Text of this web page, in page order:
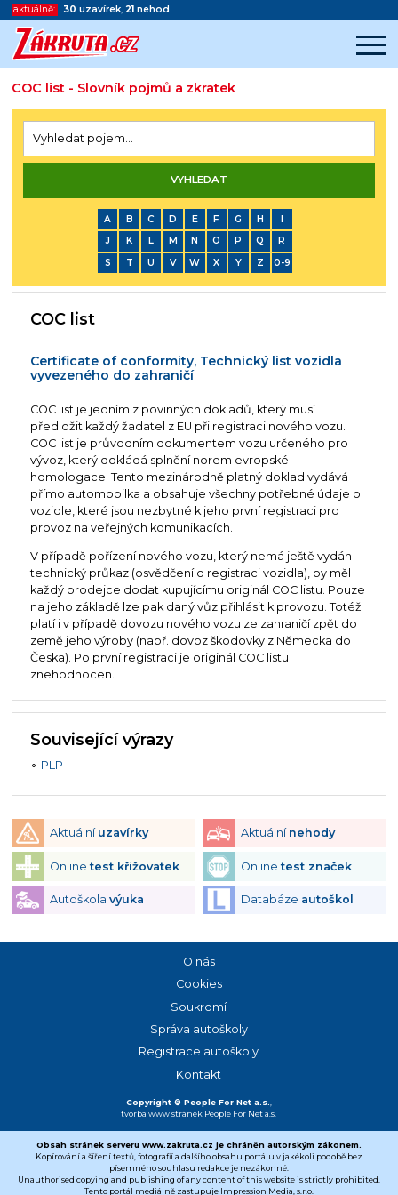
aktuálně: 30 uzavírek, 21 nehod
COC list - Slovník pojmů a zkratek
Konec reklamy
A B C D E F G H
I
J
K L M N O P Q
R
S
T U V W X Y Z 0-9
COC list
Certificate of conformity, Technický list vozidla
vyvezeného do zahraničí
COC list je jedním z povinných dokladů, který musí
předložit každý žadatel z EU při registraci nového vozu.
COC list je průvodním dokumentem vozu určeného pro
vývoz, který dokládá splnění norem evropské
homologace. Tento mezinárodně platný doklad vydává
přímo automobilka a obsahuje všechny potřebné údaje o
vozidle, které jsou nezbytné k jeho první registraci pro
provoz na veřejných komunikacích.
V případě pořízení nového vozu, který nemá ještě vydán
technický průkaz (osvědčení o registraci vozidla), by měl
každý prodejce dodat kupujícímu originál COC listu. Pouze
na jeho základě lze pak daný vůz přihlásit k provozu. Totéž
platí i v případě dovozu nového vozu ze zahraničí zpět do
země jeho výroby (např. dovoz škodovky z Německa do
Česka). Po první registraci je originál COC listu
znehodnocen.
Související výrazy
PLP
Aktuální uzavírky Aktuální nehody
Onlinetest křižovatek Onlinetest značek
Autoškola výuka Databáze autoškol
Copyright © People For Net a.s.
tvorba www stránek People For Net a.s.
O nás
Cookies
Soukromí
Správa autoškoly
Registrace autoškoly
Kontakt
Obsah stránek serveru www.zakruta.cz je chráněn autorským zákonem.
Kopírování a šíření textů, fotografií a dalšího obsahu portálu v jakékoli podobě bez
písemného souhlasu redakce je nezákonné.
Unauthorised copying and publishing of any content of this website is strictly prohibited.
Tento portál mediálně zastupuje Impression Media, s.r.o.